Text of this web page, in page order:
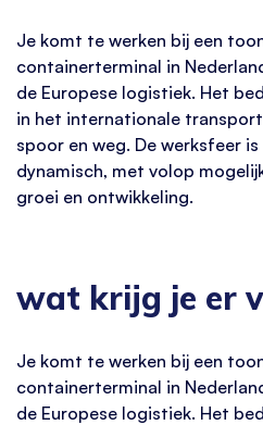
Je komt te werken bij een
containerterminal in
de Europese logistiek. Het
in het internationale
spoor en weg. De werksfeer
dynamisch, met volop
groei en ontwikkeling.
wat krijg je er
Je komt te werken bij een
containerterminal in
de Europese logistiek. Het